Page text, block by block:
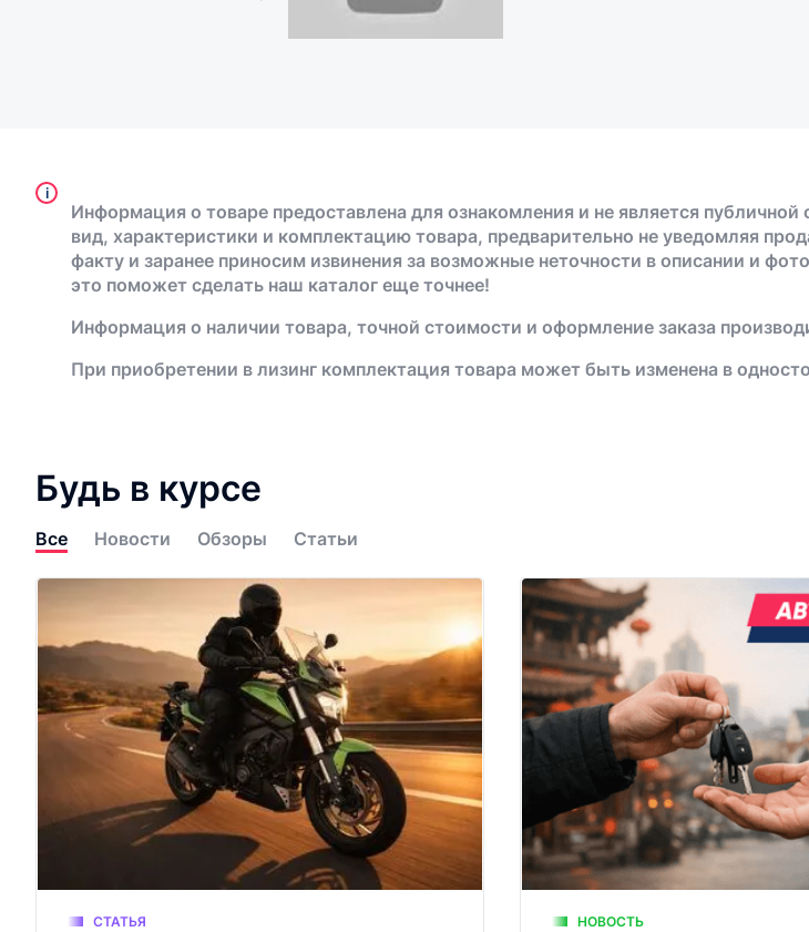
i
Информация о товаре предоставлена для ознакомления и не является
вид, характеристики и комплектацию товара, предварительно не уведомляя
факту и заранее приносим извинения за возможные неточности в описании и
это поможет сделать наш каталог еще точнее!
Информация о наличии товара, точной стоимости и оформление заказа
При приобретении в лизинг комплектация товара может быть изменена в
Будь в курсе
Все Новости Обзоры Статьи
СТАТЬЯ НОВОСТЬ